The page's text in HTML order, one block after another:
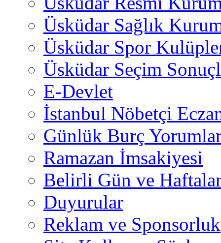
Üsküdar Sağlık
Üsküdar Spor
Üsküdar Seçim
E-Devlet
İstanbul Nöbetçi
Günlük Burç
Ramazan İmsakiyesi
Belirli Gün ve
Duyurular
Reklam ve Sponsorluk